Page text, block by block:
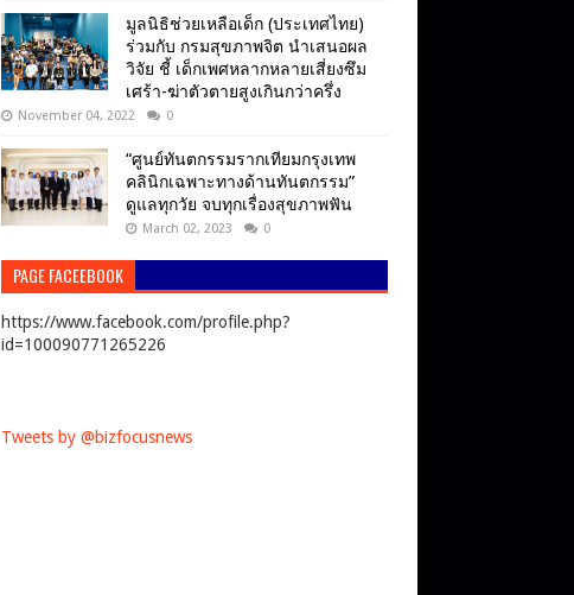
มูลนิธิช่วยเหลือเด็ก (ประเทศไทย)
ร่วมกับ กรมสุขภาพจิต นำเสนอผล
วิจัย ชี้ เด็กเพศหลากหลายเสี่ยงซึม
เศร้า-ฆ่าตัวตายสูงเกินกว่าครึ่ง
November 04, 2022 0
“ศูนย์ทันตกรรมรากเทียมกรุงเทพ
คลินิกเฉพาะทางด้านทันตกรรม”
ดูแลทุกวัย จบทุกเรื่องสุขภาพฟัน
March 02, 2023 0
PAGE FACEEBOOK
https://www.facebook.com/profile.php?
id=100090771265226
Tweets by @bizfocusnews